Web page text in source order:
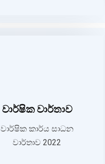
වාර්ෂික වාර්තාව
වාර්ෂික කාර්ය සාධන
වාර්තාව 2022
වාර්තාව 2022
DOWNLOAD